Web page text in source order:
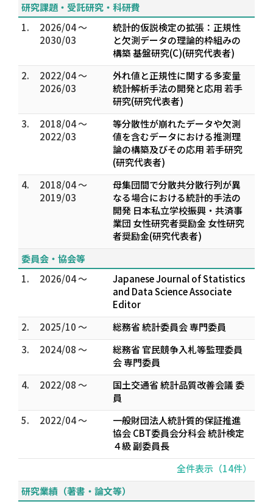
研究課題・受託研究・科研費
1.
2026/04 ～
2030/03
統計的仮説検定の拡張：正規性
と欠測データの理論的枠組みの
構築 基盤研究(C)(研究代表者)
2.
2022/04 ～
2026/03
外れ値と正規性に関する多変量
統計解析手法の開発と応用 若手
研究(研究代表者)
3.
2018/04 ～
2022/03
等分散性が崩れたデータや欠測
値を含むデータにおける推測理
論の構築及びその応用 若手研究
(研究代表者)
4.
2018/04 ～
2019/03
母集団間で分散共分散行列が異
なる場合における統計的手法の
開発 日本私立学校振興・共済事
業団 女性研究者奨励金 女性研究
者奨励金(研究代表者)
委員会・協会等
1.
2026/04 ～
Japanese Journal of Statistics
and Data Science Associate
Editor
2.
2025/10 ～
総務省 統計委員会 専門委員
3.
2024/08 ～
総務省 官民競争入札等監理委員
会 専門委員
4.
2022/08 ～
国土交通省 統計品質改善会議 委
員
5.
2022/04 ～
一般財団法人統計質的保証推進
協会 CBT委員会分科会 統計検定
４級 副委員長
全件表示（14件）
研究業績（著書・論文等）